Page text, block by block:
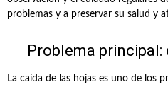
problemas y a preservar su salud y
Problema
La caída de las hojas es uno de los